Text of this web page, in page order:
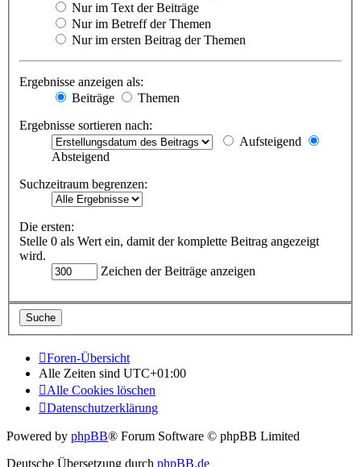
Nur im Text der Beiträge
Nur im Betreff der Themen
Nur im ersten Beitrag der Themen
Ergebnisse anzeigen als:
Beiträge
Themen
Ergebnisse sortieren nach:
Aufsteigend
Absteigend
Suchzeitraum begrenzen:
Die ersten:
Stelle 0 als Wert ein, damit der komplette Beitrag angezeigt
wird.
Zeichen der Beiträge anzeigen
Foren-Übersicht
Alle Zeiten sind UTC+01:00
Alle Cookies löschen
Datenschutzerklärung
Powered by phpBB® Forum Software © phpBB Limited
Deutsche Übersetzung durch phpBB.de